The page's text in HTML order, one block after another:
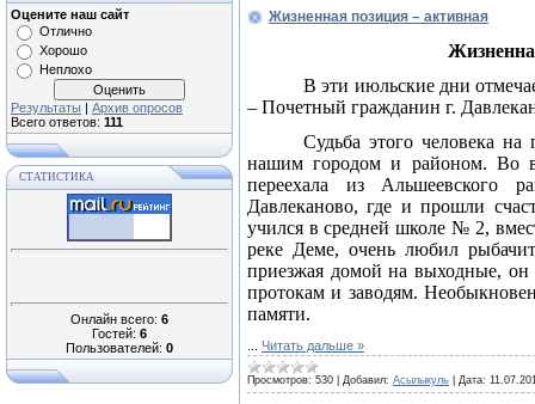
Оцените наш сайт
Отлично
Хорошо
Неплохо
Результаты | Архив опросов
Всего ответов: 111
СТАТИСТИКА
Онлайн всего: 6
Гостей: 6
Пользователей: 0
Жизненная позиция – активная
В эти июльские дни
– Почетный гражданин г.
Судьба этого человека
нашим городом и районом. Во
переехала из Альшеевского
Давлеканово, где и прошли
учился в средней школе № 2,
реке Деме, очень любил
приезжая домой на выходные, он
протокам и заводям.
памяти.
Читать дальше »
Просмотров: 530 Добавил: Асылыкуль Дата: